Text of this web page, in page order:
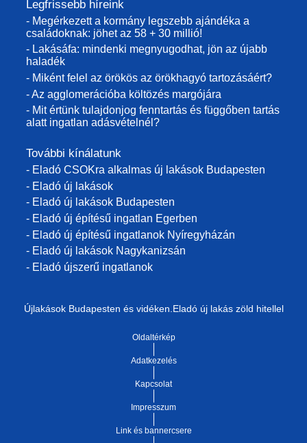
Legfrissebb híreink
- Megérkezett a kormány legszebb ajándéka a
családoknak: jöhet az 58 + 30 millió!
- Lakásáfa: mindenki megnyugodhat, jön az újabb
haladék
- Miként felel az örökös az örökhagyó tartozásáért?
- Az agglomerációba költözés margójára
- Mit értünk tulajdonjog fenntartás és függőben tartás
alatt ingatlan adásvételnél?
További kínálatunk
- Eladó CSOKra alkalmas új lakások Budapesten
- Eladó új lakások
- Eladó új lakások Budapesten
- Eladó új építésű ingatlan Egerben
- Eladó új építésű ingatlanok Nyíregyházán
- Eladó új lakások Nagykanizsán
- Eladó újszerű ingatlanok
Újlakások Budapesten és vidéken.Eladó új lakás zöld hitellel
Oldaltérkép
Adatkezelés
Kapcsolat
Impresszum
Link és bannercsere